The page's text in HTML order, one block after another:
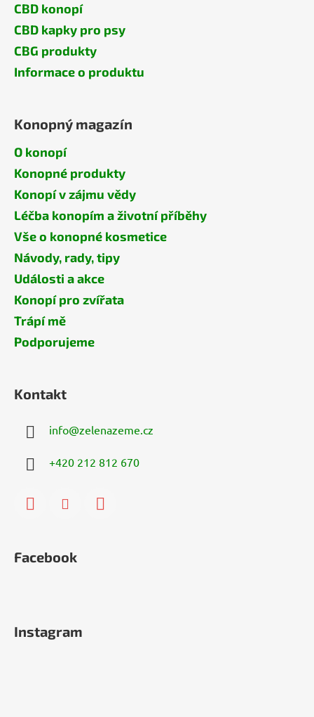
CBD konopí
CBD kapky pro psy
CBG produkty
Informace o produktu
Konopný magazín
O konopí
Konopné produkty
Konopí v zájmu vědy
Léčba konopím a životní příběhy
Vše o konopné kosmetice
Návody, rady, tipy
Události a akce
Konopí pro zvířata
Trápí mě
Podporujeme
Kontakt
info@zelenazeme.cz
+420 212 812 670
Facebook
Instagram